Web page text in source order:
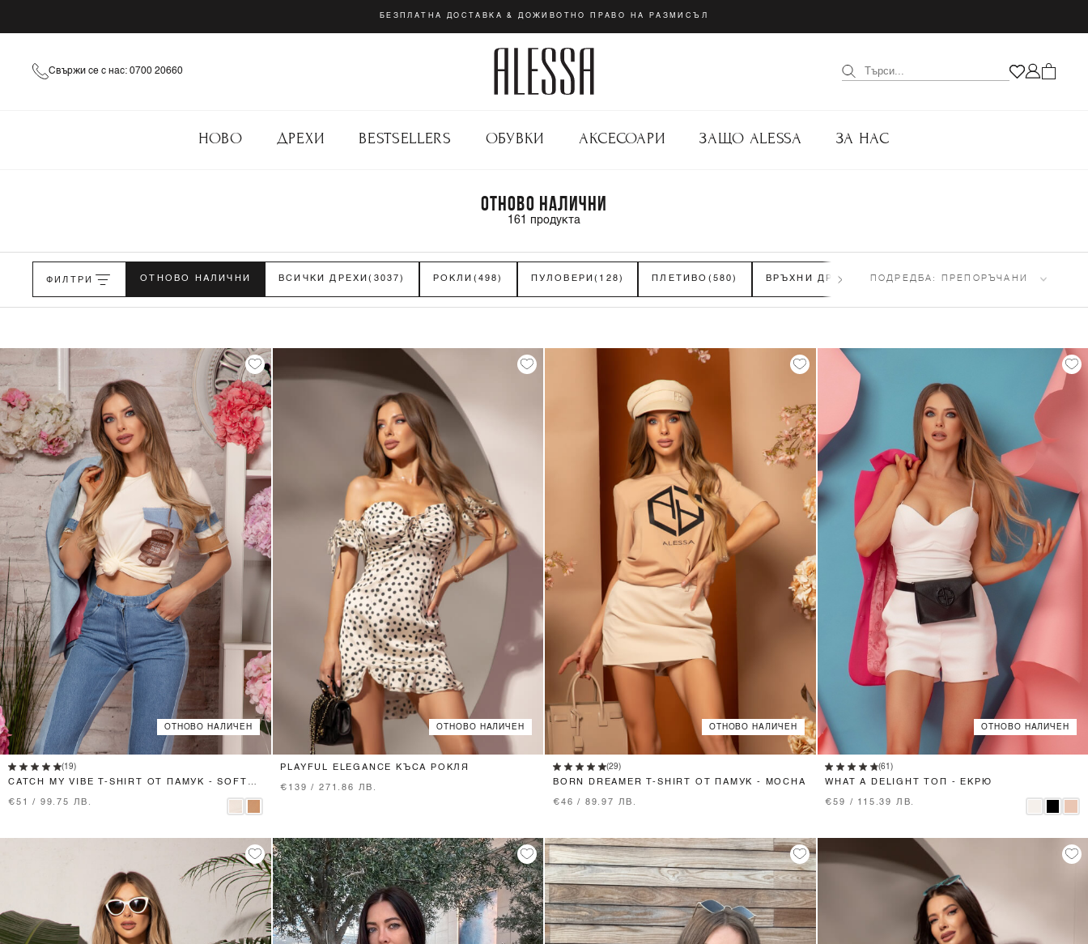
БЕЗПЛАТНА ДОСТАВКА & ДОЖИВОТНО ПРАВО НА РАЗМИСЪЛ
Свържи се с нас: 0700 20660
НОВО ДРЕХИ BESTSELLERS ОБУВКИ АКСЕСОАРИ ЗАЩО ALESSA ЗА НАС
ОТНОВО НАЛИЧНИ
161 продукта
ФИЛТРИ ОТНОВО НАЛИЧНИ ВСИЧКИ ДРЕХИ(3037) РОКЛИ (498) ПУЛОВЕРИ(128) ПЛЕТИВО (580) ВРЪХНИ ДРЕХИ (300) ПАНТАЛОНИ(433)
ПОДРЕДБА: ПРЕПОРЪЧАНИ
ОТНОВО НАЛИЧЕН
XS S
(19)
CATCH MY VIBE T-SHIRT ОТ ПАМУК - SOFT
€51 / 99.75 ЛВ.
ОТНОВО НАЛИЧЕН
PLAYFUL ELEGANCE КЪСА РОКЛЯ
€139 / 271.86 ЛВ.
ОТНОВО НАЛИЧЕН
M
(29)
BORN DREAMER T-SHIRT ОТ ПАМУК - MOCHA
€46 / 89.97 ЛВ.
ОТНОВО НАЛИЧЕН
(61)
WHAT A DELIGHT ТОП - ЕКРЮ
€59 / 115.39 ЛВ.